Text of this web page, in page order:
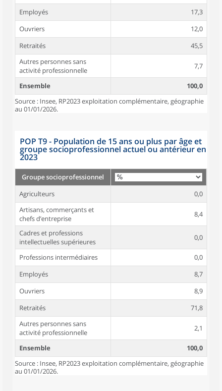
Employés
17,3
Ouvriers
12,0
Retraités
45,5
Autres personnes sans
activité professionnelle
7,7
Ensemble
100,0
Source : Insee, RP2023 exploitation complémentaire, géographie
au 01/01/2026.
POP T9 - Population de 15 ans ou plus par âge et
groupe socioprofessionnel actuel ou antérieur en
2023
Groupe socioprofessionnel
Agriculteurs
0,0
Artisans, commerçants et
chefs d’entreprise
8,4
Cadres et professions
intellectuelles supérieures
0,0
Professions intermédiaires
0,0
Employés
8,7
Ouvriers
8,9
Retraités
71,8
Autres personnes sans
activité professionnelle
2,1
Ensemble
100,0
Source : Insee, RP2023 exploitation complémentaire, géographie
au 01/01/2026.